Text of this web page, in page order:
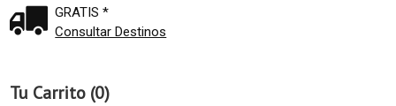
GRATIS *
Consultar Destinos
Tu Carrito (0)